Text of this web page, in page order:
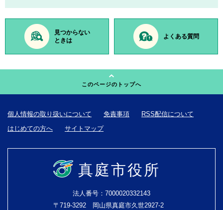
見つからない
ときは
よくある質問
このページのトップへ
個人情報の取り扱いについて 免責事項
RSS配信について
はじめての方へ
サイトマップ
真庭市役所
法人番号：7000020332143
〒719-3292 岡山県真庭市久世2927-2